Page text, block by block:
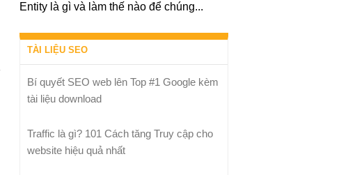
Entity là gì và làm thế nào để chúng...
TÀI LIỆU SEO
Bí quyết SEO web lên Top #1 Google kèm
tài liệu download
Traffic là gì? 101 Cách tăng Truy cập cho
website hiệu quả nhất